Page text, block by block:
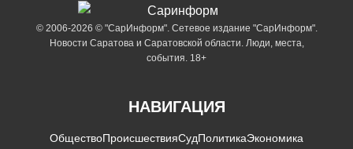
© 2006-2026 © "СарИнформ". Сетевое издание "СарИнформ".
Новости Саратова и Саратовской области. Люди, места,
события. 18+
НАВИГАЦИЯ
ОбществоПроисшествияСудПолитикаЭкономика